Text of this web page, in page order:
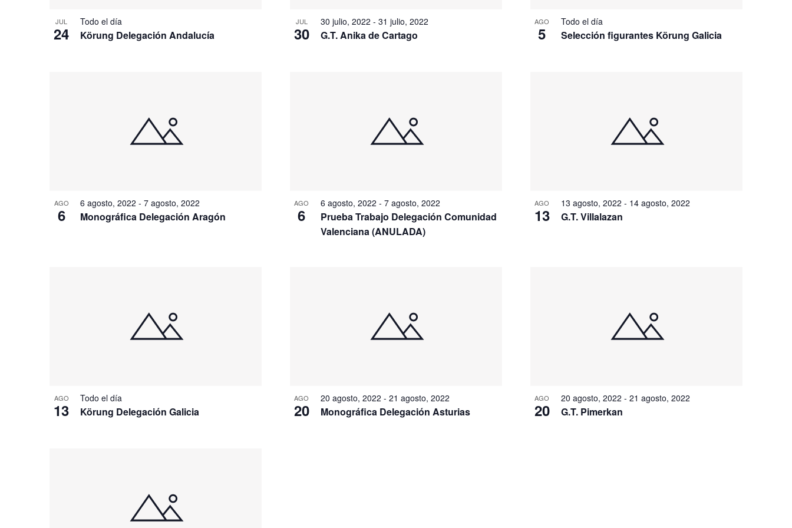
JUL
24
Todo el día
Körung Delegación Andalucía
JUL
30
30 julio, 2022 - 31 julio, 2022
G.T. Anika de Cartago
AGO
5
Todo el día
Selección figurantes Körung Galicia
AGO
6
6 agosto, 2022 - 7 agosto, 2022
Monográfica Delegación Aragón
AGO
6
6 agosto, 2022 - 7 agosto, 2022
Prueba Trabajo Delegación Comunidad
Valenciana (ANULADA)
AGO
13
13 agosto, 2022 - 14 agosto, 2022
G.T. Villalazan
AGO
13
Todo el día
Körung Delegación Galicia
AGO
20
20 agosto, 2022 - 21 agosto, 2022
Monográfica Delegación Asturias
AGO
20
20 agosto, 2022 - 21 agosto, 2022
G.T. Pimerkan